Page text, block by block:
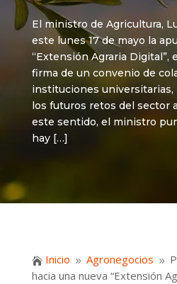
El ministro de Agricultura,
este lunes 17 de mayo la
“Extensión Agraria Digital”,
firma de un convenio de
instituciones universitarias,
los futuros retos del sector
este sentido, el ministro
hay […]
 Inicio 9 Agronegocios 9
hacia una nueva “Extensión